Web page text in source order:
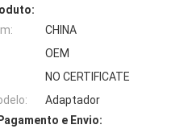
CHINA
OEM
NO CERTIFICATE
Adaptador
e Envio: